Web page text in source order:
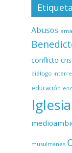
Abusos
conflicto
diálogo
educación
Iglesia
musulmanes